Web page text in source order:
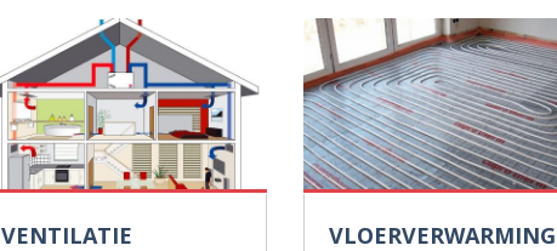
VENTILATIE VLOERVERWARMING